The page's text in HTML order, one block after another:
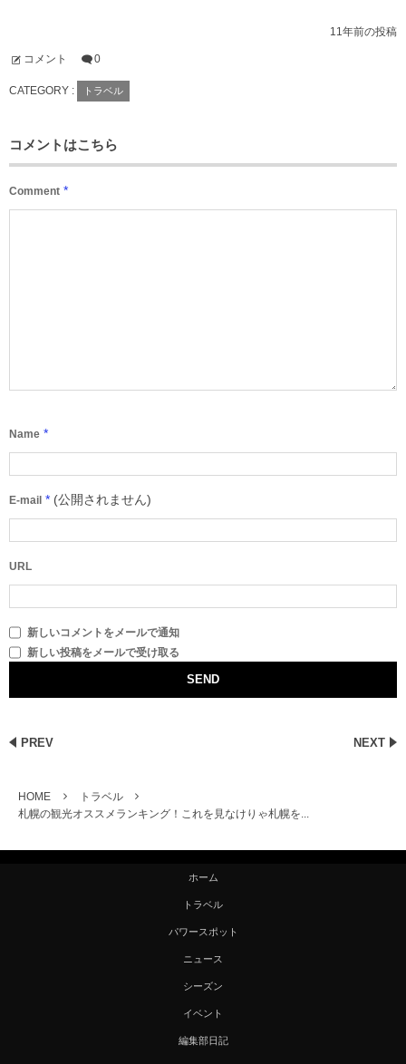
11年前の投稿
コメント 0
CATEGORY : トラベル
コメントはこちら
Comment *
Name *
E-mail * (公開されません)
URL
新しいコメントをメールで通知
新しい投稿をメールで受け取る
PREV NEXT
HOME
トラベル
札幌の観光オススメランキング！これを見なけりゃ札幌を...
ホーム
トラベル
パワースポット
ニュース
シーズン
イベント
編集部日記